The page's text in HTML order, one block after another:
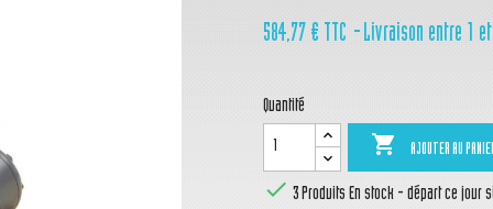
584,77 € TTC Livraison entre 1
Quantité
 AJOUTER AU
 3 Produits En stock - départ ce jour